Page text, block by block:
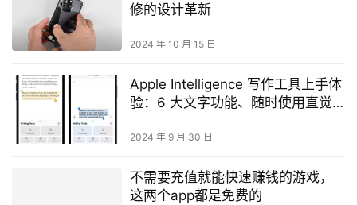
修的设计革新
2024 年 10 月 15 日
Apple Intelligence 写作工具上手体
验：6 大文字功能、随时使用直觉
2024 年 9 月 30 日
不需要充值就能快速赚钱的游戏，
这两个app都是免费的